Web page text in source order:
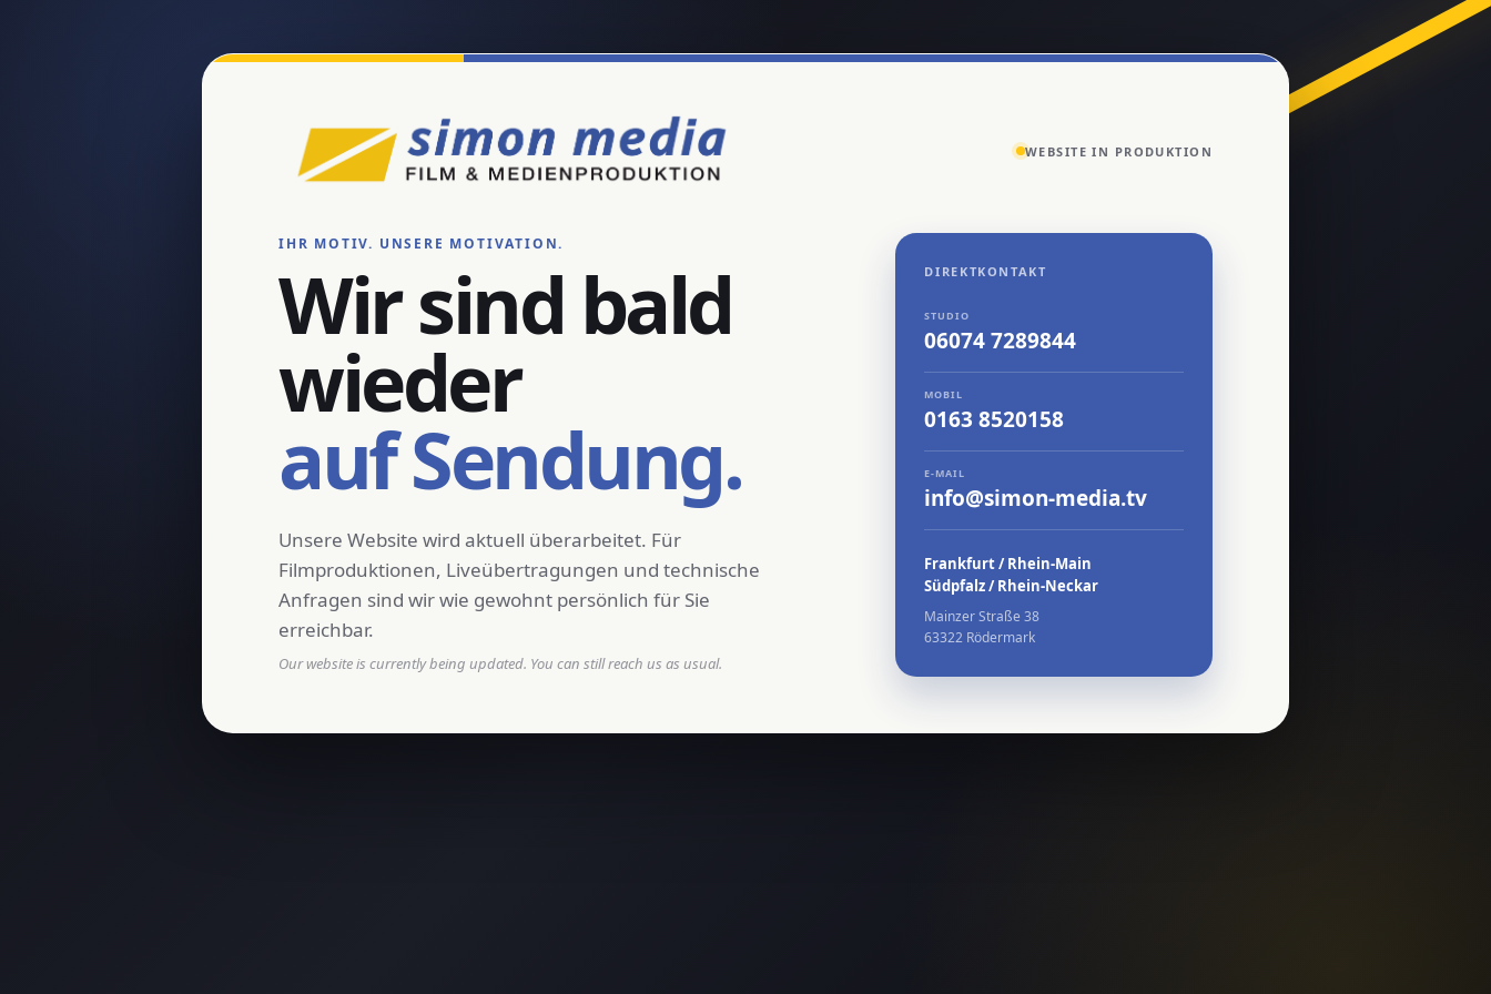
WEBSITE IN PRODUKTION
IHR MOTIV. UNSERE MOTIVATION.
Wir sind bald
wieder
auf Sendung.
Unsere Website wird aktuell überarbeitet. Für
Filmproduktionen, Liveübertragungen und technische
Anfragen sind wir wie gewohnt persönlich für Sie
erreichbar.
Our website is currently being updated. You can still reach us as usual.
DIREKTKONTAKT
STUDIO
06074 7289844
MOBIL
0163 8520158
E-MAIL
info@simon-media.tv
Frankfurt / Rhein-Main
Südpfalz / Rhein-Neckar
Mainzer Straße 38
63322 Rödermark